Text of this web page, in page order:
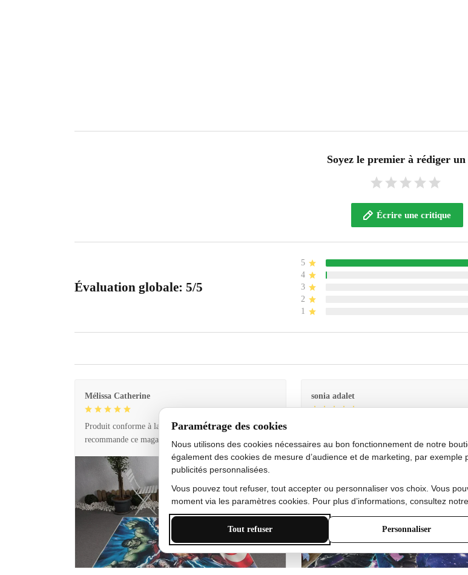
Soyez le premier à rédiger un
Écrire une critique
Évaluation globale: 5/5
5
4
3
2
1
Mélissa Catherine
Produit conforme à la description et livraison rapide. Je
recommande ce magasin !
sonia adalet
bon état doux
Paramétrage des cookies
Nous utilisons des cookies nécessaires au bon fonctionnement de notre
également des cookies de mesure d’audience et de marketing, par
publicités personnalisées.
Vous pouvez tout refuser, tout accepter ou personnaliser vos choix. Vous
moment via les paramètres cookies. Pour plus d’informations, consultez notre
Tout refuser Personnaliser